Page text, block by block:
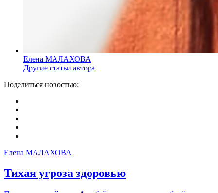
Елена МАЛАХОВА
Другие статьи автора
Поделиться новостью:
Елена МАЛАХОВА
Тихая угроза здоровью